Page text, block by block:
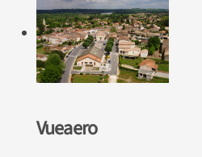
Vueaero